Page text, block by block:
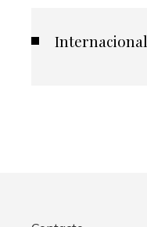
Internacional